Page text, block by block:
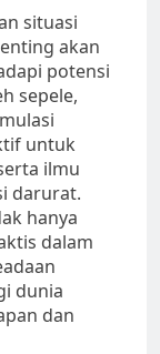
situasi
akan
potensi
sepele,
untuk
ilmu
darurat.
hanya
dalam
dunia
dan